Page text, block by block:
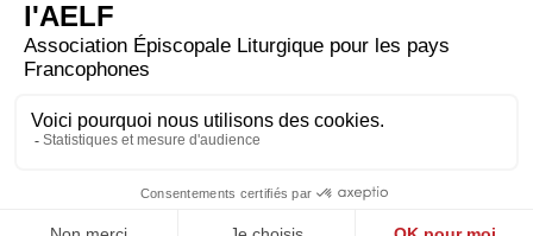
ORAISON
Pour le bien de tous et pour ta gloire, Seigneur, tu as
voulu que chaque membre de ton peuple te serve selon
trouver sa fonction dans l'Église, en vue de constituer
avec ses frères le corps de Jésus Christ. Lui qui règne.